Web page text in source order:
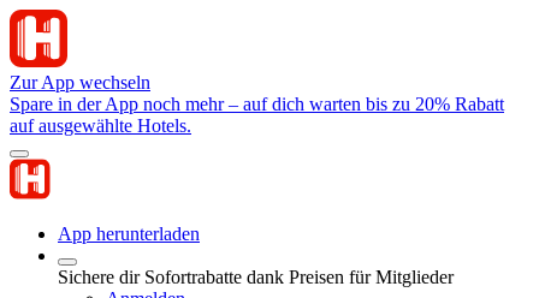
Zur App wechseln
Spare in der App noch mehr – auf dich warten bis zu 20% Rabatt
auf ausgewählte Hotels.
App herunterladen
Sichere dir Sofortrabatte dank Preisen für Mitglieder